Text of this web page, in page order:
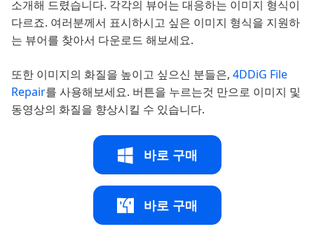
소개해 드렸습니다. 각각의 뷰어는 대응하는 이미지 형식이
다르죠. 여러분께서 표시하시고 싶은 이미지 형식을 지원하
는 뷰어를 찾아서 다운로드 해보세요.
또한 이미지의 화질을 높이고 싶으신 분들은, 4DDiG File
Repair를 사용해보세요. 버튼을 누르는것 만으로 이미지 및
동영상의 화질을 향상시킬 수 있습니다.
바로 구매
바로 구매